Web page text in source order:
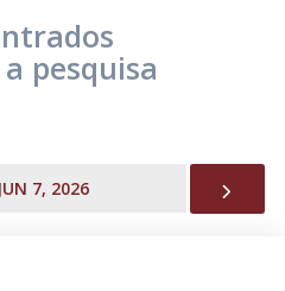
pesquisa
7, 2026